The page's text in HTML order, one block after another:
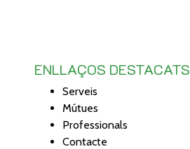
ENLLAÇOS DESTACATS
Serveis
Mútues
Professionals
Contacte